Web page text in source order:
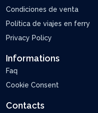
Condiciones de venta
Política de viajes en ferry
Privacy Policy
Informations
Faq
Cookie Consent
Contacts